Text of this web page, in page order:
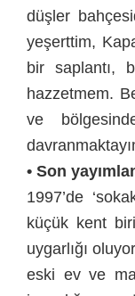
düşler
yeşerttim,
bir saplantı,
hazzetmem.
ve
• Son
1997’de
küçük kent
uygarlığı
eski ev ve